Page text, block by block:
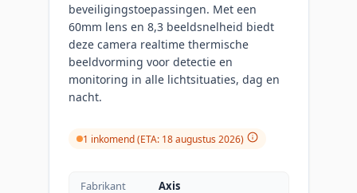
beveiligingstoepassingen. Met een
60mm lens en 8,3 beeldsnelheid biedt
deze camera realtime thermische
beeldvorming voor detectie en
monitoring in alle lichtsituaties, dag en
nacht.
1 inkomend (ETA: 18 augustus 2026)
Fabrikant
Axis